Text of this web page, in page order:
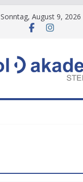
Sonntag, August 9, 2026